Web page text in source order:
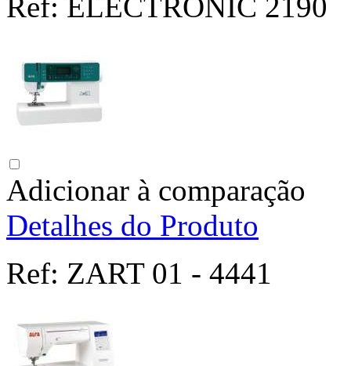
Ref: ELECTRONIC 2190
Adicionar à comparação
Detalhes do Produto
Ref: ZART 01 - 4441